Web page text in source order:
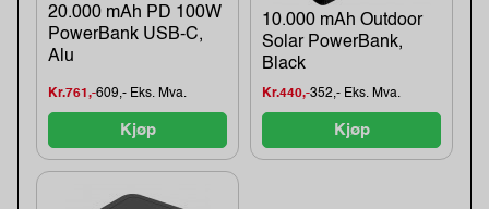
20.000 mAh PD 100W
PowerBank USB-C,
Alu
Kr.761,-609,- Eks. Mva.
Kjøp
10.000 mAh Outdoor
Solar PowerBank,
Black
Kr.440,-352,- Eks. Mva.
Kjøp